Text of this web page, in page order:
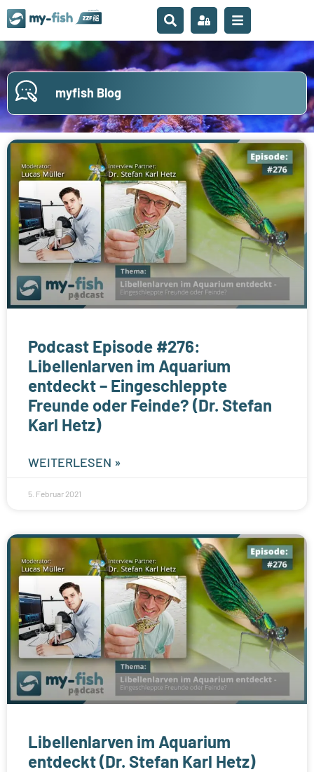
myfish Blog
Podcast Episode #276:
Libellenlarven im Aquarium
entdeckt – Eingeschleppte
Freunde oder Feinde? (Dr. Stefan
Karl Hetz)
WEITERLESEN »
5. Februar 2021
Libellenlarven im Aquarium
entdeckt (Dr. Stefan Karl Hetz)